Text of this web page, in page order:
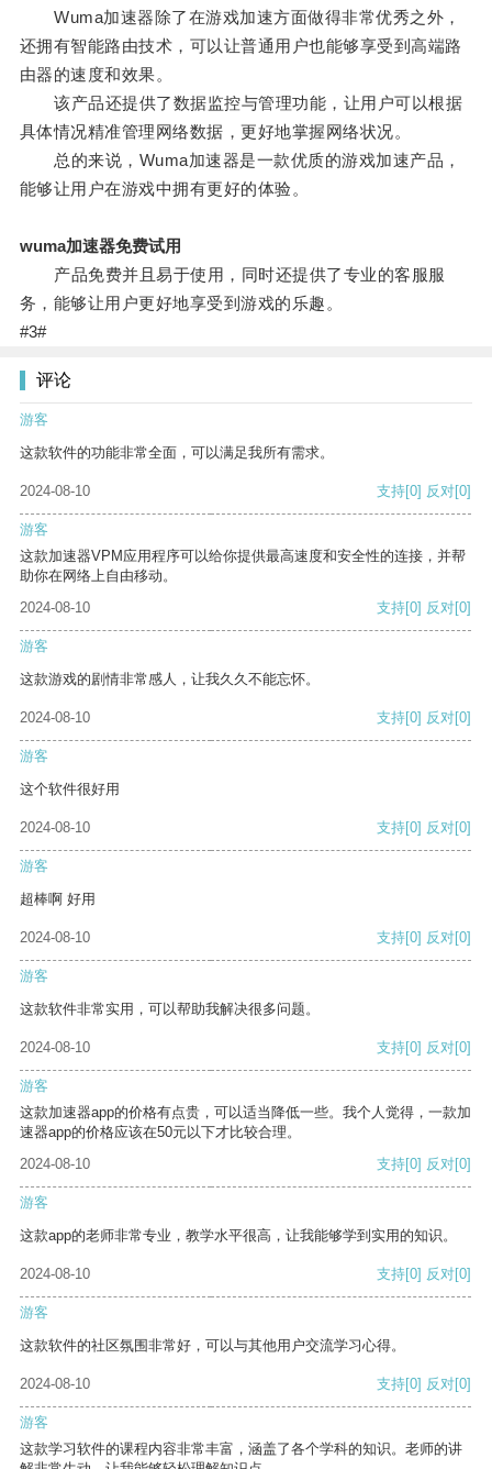
Wuma加速器除了在游戏加速方面做得非常优秀之外，
还拥有智能路由技术，可以让普通用户也能够享受到高端路
由器的速度和效果。
该产品还提供了数据监控与管理功能，让用户可以根据
具体情况精准管理网络数据，更好地掌握网络状况。
总的来说，Wuma加速器是一款优质的游戏加速产品，
能够让用户在游戏中拥有更好的体验。
wuma加速器免费试用
产品免费并且易于使用，同时还提供了专业的客服服
务，能够让用户更好地享受到游戏的乐趣。
#3#
评论
游客
这款软件的功能非常全面，可以满足我所有需求。
2024-08-10 支持[0] 反对[0]
游客
这款加速器VPM应用程序可以给你提供最高速度和安全性的连接，并帮
助你在网络上自由移动。
2024-08-10
支持[0] 反对[0]
游客
这款游戏的剧情非常感人，让我久久不能忘怀。
2024-08-10 支持[0] 反对[0]
游客
这个软件很好用
2024-08-10 支持[0] 反对[0]
游客
超棒啊 好用
2024-08-10 支持[0] 反对[0]
游客
这款软件非常实用，可以帮助我解决很多问题。
2024-08-10 支持[0] 反对[0]
游客
这款加速器app的价格有点贵，可以适当降低一些。我个人觉得，一款加
速器app的价格应该在50元以下才比较合理。
2024-08-10
支持[0] 反对[0]
游客
这款app的老师非常专业，教学水平很高，让我能够学到实用的知识。
2024-08-10 支持[0] 反对[0]
游客
这款软件的社区氛围非常好，可以与其他用户交流学习心得。
2024-08-10 支持[0] 反对[0]
游客
这款学习软件的课程内容非常丰富，涵盖了各个学科的知识。老师的讲